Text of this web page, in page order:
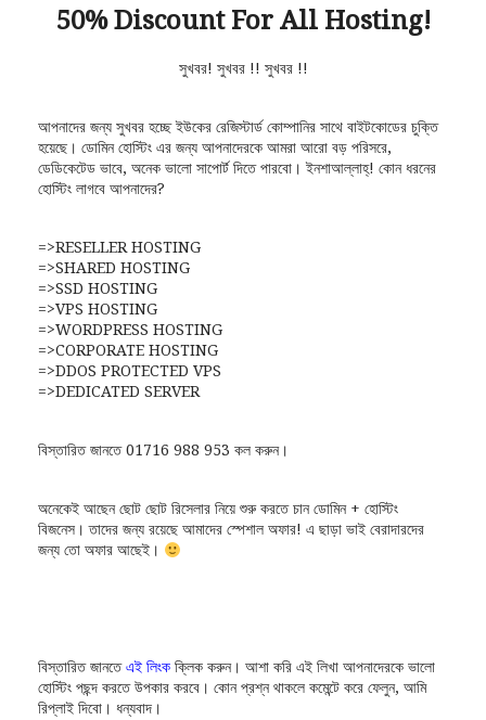
50% Discount For All Hosting!
সুখবর! সুখবর !! সুখবর !!
আপনাদের জন্য সুখবর হচ্ছে ইউকের রেজিস্টার্ড কোম্পানির সাথে বাইটকোডের চুক্তি
হয়েছে। ডোমিন হোস্টিং এর জন্য আপনাদেরকে আমরা আরো বড় পরিসরে,
ডেডিকেটেড ভাবে, অনেক ভালো সাপোর্ট দিতে পারবো। ইনশাআল্লাহ্‌! কোন ধরনের
হোস্টিং লাগবে আপনাদের?
=>RESELLER HOSTING
=>SHARED HOSTING
=>SSD HOSTING
=>VPS HOSTING
=>WORDPRESS HOSTING
=>CORPORATE HOSTING
=>DDOS PROTECTED VPS
=>DEDICATED SERVER
বিস্তারিত জানতে 01716 988 953 কল করুন।
অনেকেই আছেন ছোট ছোট রিসেলার নিয়ে শুরু করতে চান ডোমিন + হোস্টিং
বিজনেস। তাদের জন্য রয়েছে আমাদের স্পেশাল অফার! এ ছাড়া ভাই বেরাদারদের
জন্য তো অফার আছেই।
বিস্তারিত জানতেএই লিংক ক্লিক করুন। আশা করি এই লিখা আপনাদেরকে ভালো
হোস্টিং পছন্দ করতে উপকার করবে। কোন প্রশ্ন থাকলে কমেন্টে করে ফেলুন, আমি
রিপ্লাই দিবো। ধন্যবাদ।